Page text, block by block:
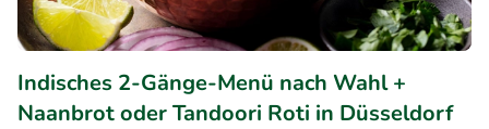
Indisches 2-Gänge-Menü nach Wahl +
Naanbrot oder Tandoori Roti in Düsseldorf